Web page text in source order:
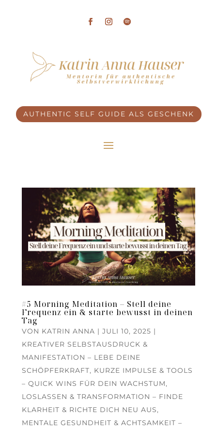
AUTHENTIC SELF GUIDE ALS GESCHENK
#5 Morning Meditation – Stell deine
Frequenz ein & starte bewusst in deinen
Tag
VON KATRIN ANNA | JULI 10, 2025 |
KREATIVER SELBSTAUSDRUCK &
MANIFESTATION – LEBE DEINE
SCHÖPFERKRAFT, KURZE IMPULSE & TOOLS
– QUICK WINS FÜR DEIN WACHSTUM,
LOSLASSEN & TRANSFORMATION – FINDE
KLARHEIT & RICHTE DICH NEU AUS,
MENTALE GESUNDHEIT & ACHTSAMKEIT –